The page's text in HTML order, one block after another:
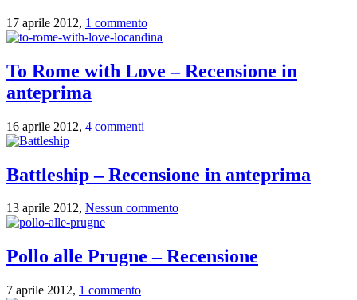
17 aprile 2012, 1 commento
To Rome with Love – Recensione in
anteprima
16 aprile 2012, 4 commenti
Battleship – Recensione in anteprima
13 aprile 2012, Nessun commento
Pollo alle Prugne – Recensione
7 aprile 2012, 1 commento